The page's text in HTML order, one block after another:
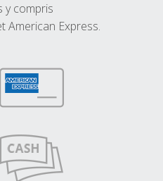
y compris
American Express.